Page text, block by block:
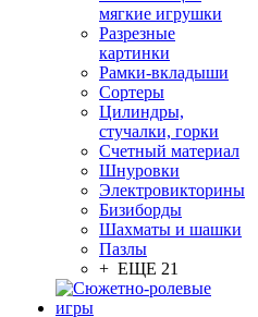
мягкие игрушки
Разрезные
картинки
Рамки-вкладыши
Сортеры
Цилиндры,
стучалки, горки
Счетный материал
Шнуровки
Электровикторины
Бизиборды
Шахматы и шашки
Пазлы
+ ЕЩЕ 21